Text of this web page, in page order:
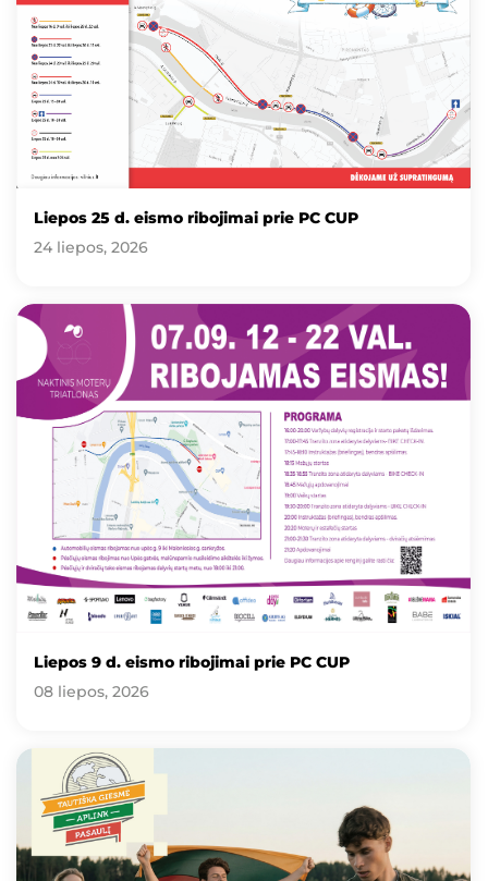
Liepos 25 d. eismo ribojimai prie PC CUP
24 liepos, 2026
Liepos 9 d. eismo ribojimai prie PC CUP
08 liepos, 2026